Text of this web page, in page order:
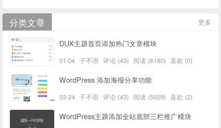
更多
分类文章
DUX主题首页添加热门文章模块
01-04 子不语 评论 (43) 阅读 (6180) 喜欢 (0)
WordPress 添加海报分享功能
03-24 子不语 评论 (43) 阅读 (5929) 喜欢 (2)
WordPress主题添加全站底部三栏推广模块